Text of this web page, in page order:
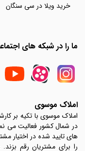
خرید ویلا در سی سنگان
ما را در شبکه های
املاک موسوی
املاک موسوی با تکیه بر
در شمال کشور فعالیت می
های تایید شده در اختیار
را برای مشتریان رقم